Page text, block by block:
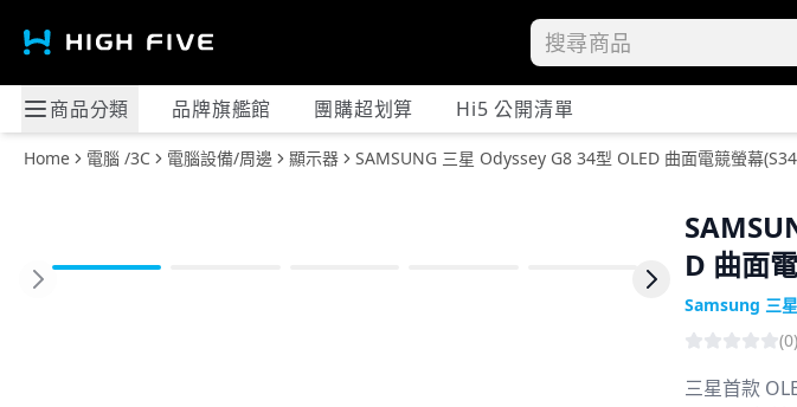
商品分類 品牌旗艦館 團購超划算 Hi5 公開清單
Home 電腦 /3C 電腦設備/周邊 顯示器 SAMSUNG 三星 Odyssey G8 34型 OLED 曲面電競螢幕
Previous slide Next slide
D 曲面
Samsung 三星
(0)
三星首款